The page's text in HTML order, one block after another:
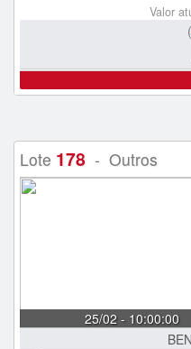
Valor
(
Lote 178 - Outros
25/02 - 10:00:00